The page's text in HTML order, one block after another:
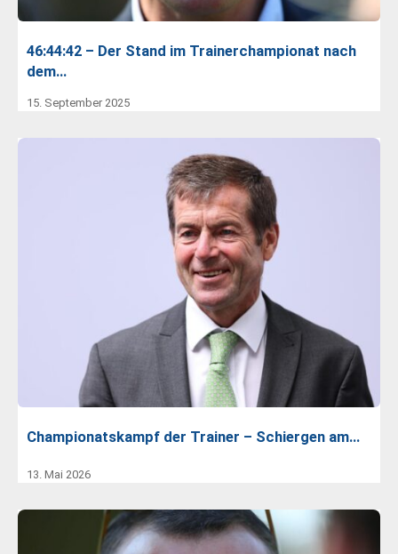
46:44:42 – Der Stand im Trainerchampionat nach
dem…
15. September 2025
Championatskampf der Trainer – Schiergen am…
13. Mai 2026